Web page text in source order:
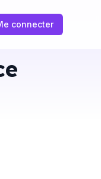
connecter